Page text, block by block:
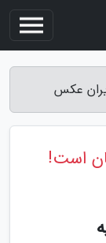
عکس
است!